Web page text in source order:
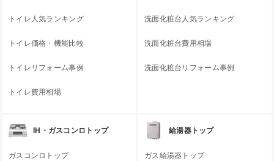
トイレ人気ランキング
トイレ価格・機能比較
トイレリフォーム事例
トイレ費用相場
洗面化粧台人気ランキング
洗面化粧台費用相場
洗面化粧台リフォーム事例
IH・ガスコンロトップ
ガスコンロトップ
給湯器トップ
ガス給湯器トップ